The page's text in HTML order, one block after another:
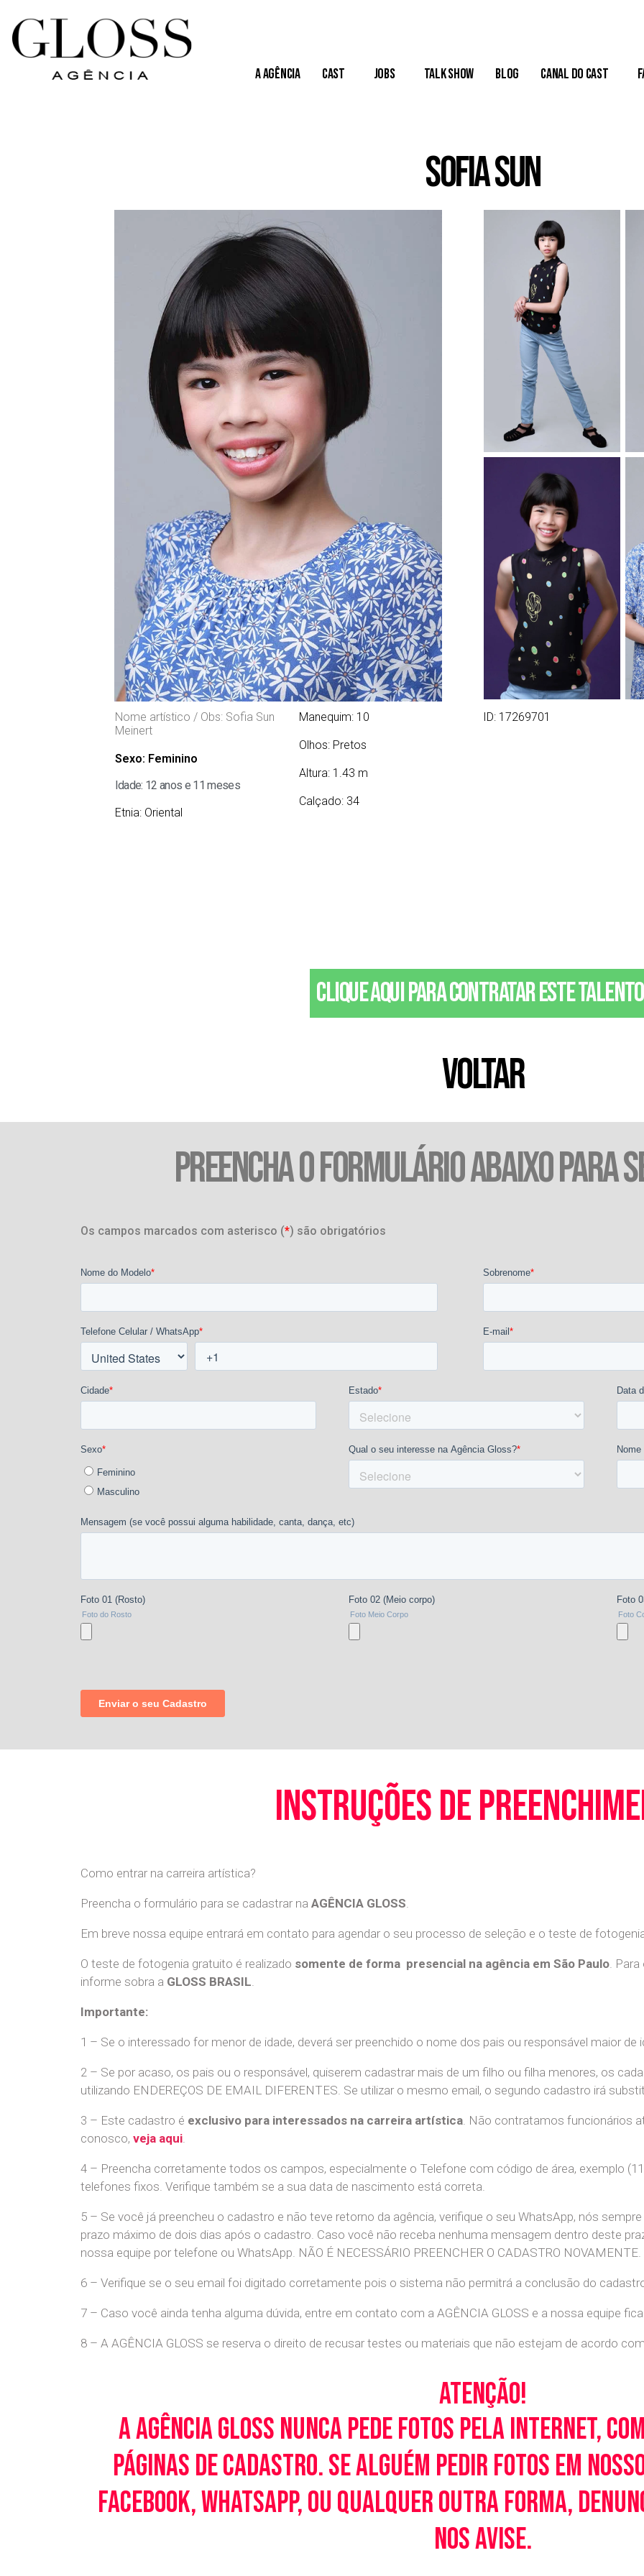
A Agência Cast Jobs Talk Show Blog Canal do Cast
Sofia Sun
Nome artístico / Obs: Sofia Sun
Meinert
Sexo: Feminino
Idade: 12 anos e 11 meses
Etnia: Oriental
Manequim: 10
Olhos: Pretos
Altura: 1.43 m
Calçado: 34
ID: 17269701
Clique aqui para contratar este talento
VOLTAR
PREENCHA O FORMULÁRIO ABAIXO PARA
Os campos marcados com asterisco (*) são obrigatórios
instruções de
Como entrar na carreira artística?
Preencha o formulário para se cadastrar na AGÊNCIA GLOSS
Em breve nossa equipe entrará em contato para agendar o seu processo de seleção e o teste de
O teste de fotogenia gratuito é realizado somente de forma presencial na agência em São Paulo .
informe sobra a GLOSS BRASIL
Importante:
1 – Se o interessado for menor de idade, deverá ser preenchido o nome dos pais ou responsável maior de
2 – Se por acaso, os pais ou o responsável, quiserem cadastrar mais de um filho ou filha menores, os
utilizando ENDEREÇOS DE EMAIL DIFERENTES. Se utilizar o mesmo email, o segundo cadastro irá
3 – Este cadastro é exclusivo para interessados na carreira artística . Não contratamos funcionários
conosco, veja aqui
4 – Preencha corretamente todos os campos, especialmente o Telefone com código de área, exemplo
telefones fixos. Verifique também se a sua data de nascimento está correta.
5 – Se você já preencheu o cadastro e não teve retorno da agência, verifique o seu WhatsApp, nós
prazo máximo de dois dias após o cadastro. Caso você não receba nenhuma mensagem dentro deste
nossa equipe por telefone ou WhatsApp. NÃO É NECESSÁRIO PREENCHER O CADASTRO NOVAMENTE.
6 – Verifique se o seu email foi digitado corretamente pois o sistema não permitrá a conclusão do
7 – Caso você ainda tenha alguma dúvida, entre em contato com a AGÊNCIA GLOSS e a nossa equipe
8 – A AGÊNCIA GLOSS se reserva o direito de recusar testes ou materiais que não estejam de acordo
Atenção!
A Agência Gloss nunca pede fotos pela Internet,
páginas de cadastro. Se alguém pedir fotos em
Facebook, WhatsApp, ou qualquer outra forma,
nos avise.